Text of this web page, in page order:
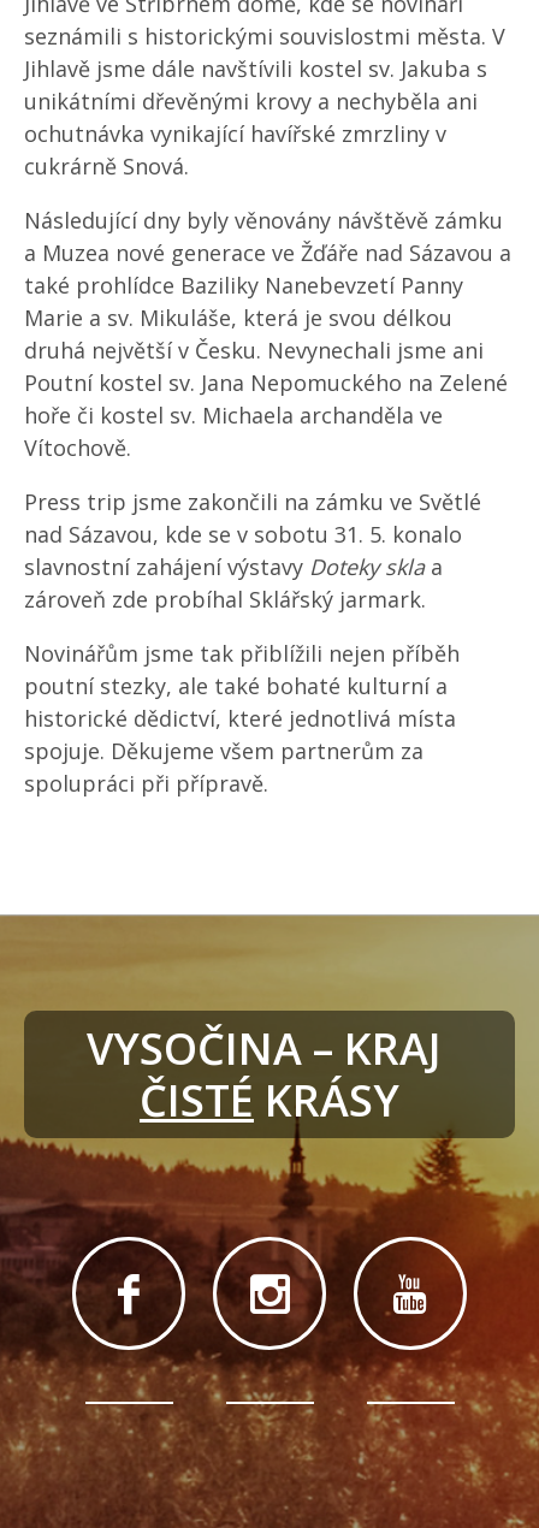
seznámili s historickými souvislostmi města. V
Jihlavě jsme dále navštívili kostel sv. Jakuba s
unikátními dřevěnými krovy a nechyběla ani
ochutnávka vynikající havířské zmrzliny v
cukrárně Snová.
Následující dny byly věnovány návštěvě zámku
a Muzea nové generace ve Žďáře nad Sázavou a
také prohlídce Baziliky Nanebevzetí Panny
Marie a sv. Mikuláše, která je svou délkou
druhá největší v Česku. Nevynechali jsme ani
Poutní kostel sv. Jana Nepomuckého na Zelené
hoře či kostel sv. Michaela archanděla ve
Vítochově.
Press trip jsme zakončili na zámku ve Světlé
nad Sázavou, kde se v sobotu 31. 5. konalo
slavnostní zahájení výstavy Doteky sklaa
zároveň zde probíhal Sklářský jarmark.
Novinářům jsme tak přiblížili nejen příběh
poutní stezky, ale také bohaté kulturní a
historické dědictví, které jednotlivá místa
spojuje. Děkujeme všem partnerům za
spolupráci při přípravě.
VYSOČINA – KRAJ
ČISTÉ KRÁSY